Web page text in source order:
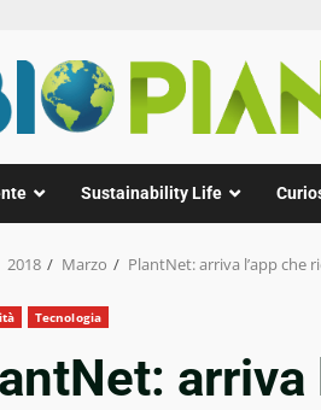
Sustainability Life
2018 Marzo PlantNet: arriva l’app che
Tecnologia
arriva